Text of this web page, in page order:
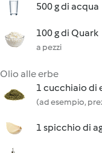
500 g di acqua
100 g di Quark
a pezzi
Olio alle erbe
1 cucchiaio di
(ad esempio,
1 spicchio di